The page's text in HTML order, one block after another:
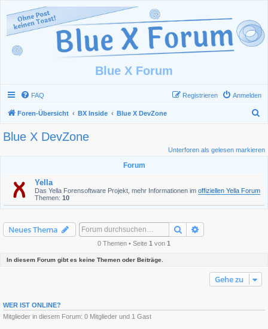
Blue X Forum
FAQ Anmelden
Registrieren
Foren-Übersicht BX Inside Blue X DevZone
Blue X DevZone
Unterforen als gelesen markieren
Forum
Yella
Das Yella Forensoftware Projekt, mehr Informationen im offiziellen Yella Forum
Themen: 10
Neues Thema Suche
0 Themen • Seite 1 von 1
In diesem Forum gibt es keine Themen oder Beiträge.
Gehe zu
WER IST ONLINE?
Mitglieder in diesem Forum: 0 Mitglieder und 1 Gast